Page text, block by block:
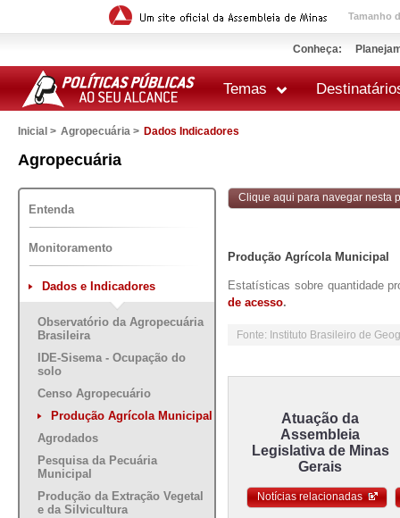
Tamanho
Conheça:
Temas
Inicial > Agropecuária > Dados Indicadores
Agropecuária
impressão
Entenda
Monitoramento
Dados e Indicadores
Observatório da Agropecuária
Brasileira
IDE-Sisema - Ocupação do
solo
Censo Agropecuário
Produção Agrícola Municipal
Agrodados
Pesquisa da Pecuária
Municipal
Produção da Extração Vegetal
e da Silvicultura
Clique aqui para navegar nesta
Produção Agrícola Municipal
Estatísticas sobre quantidade
de acesso.
Fonte: Instituto Brasileiro de
Atuação da
Assembleia
Legislativa de Minas
Gerais
Notícias relacionadas